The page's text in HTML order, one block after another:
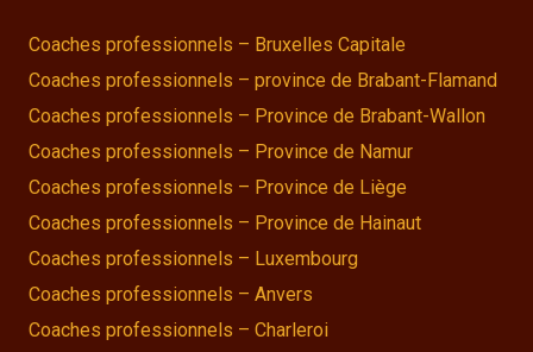
Coaches professionnels – Bruxelles Capitale
Coaches professionnels – province de Brabant-Flamand
Coaches professionnels – Province de Brabant-Wallon
Coaches professionnels – Province de Namur
Coaches professionnels – Province de Liège
Coaches professionnels – Province de Hainaut
Coaches professionnels – Luxembourg
Coaches professionnels – Anvers
Coaches professionnels – Charleroi